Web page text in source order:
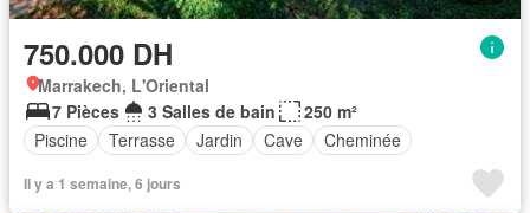
750.000 DH
Marrakech, L'Oriental
7 Pièces
3 Salles de bain
250 m²
Piscine
Terrasse Jardin Cave Cheminée
Il y a 1 semaine, 6 jours